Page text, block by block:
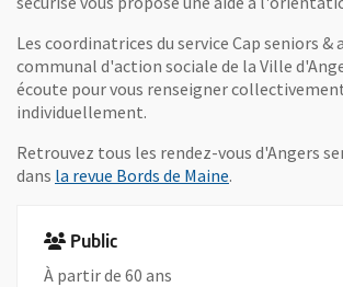
Les coordinatrices du service Cap seniors &
communal d'action sociale de la Ville
écoute pour vous renseigner
individuellement.
Retrouvez tous les rendez-vous d'Angers
dans la revue Bords de Maine.
Public
À partir de 60 ans